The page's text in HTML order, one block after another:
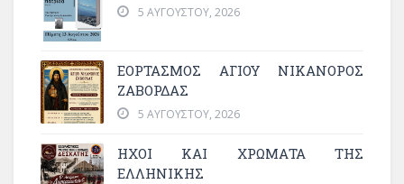
5 ΑΥΓΟΎΣΤΟΥ, 2026
ΕΟΡΤΑΣΜΟΣ ΑΓΙΟΥ ΝΙΚΑΝΟΡΟΣ
ΖΑΒΟΡΔΑΣ
5 ΑΥΓΟΎΣΤΟΥ, 2026
ΗΧΟΙ ΚΑΙ ΧΡΩΜΑΤΑ ΤΗΣ
ΕΛΛΗΝΙΚΗΣ